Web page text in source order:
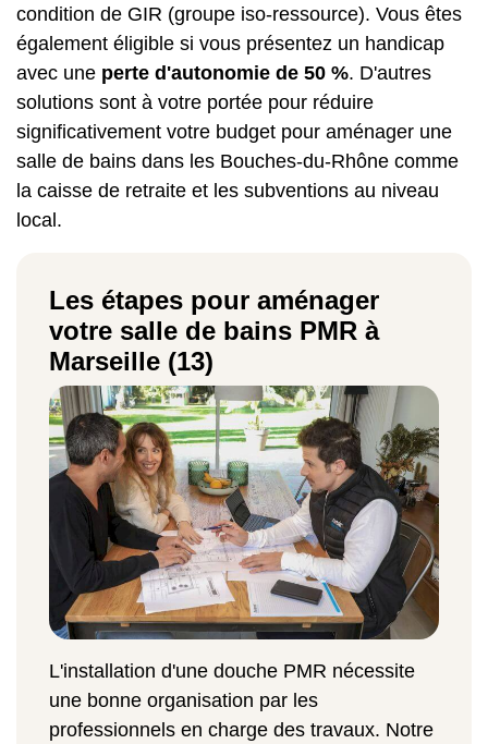
condition de GIR (groupe iso-ressource). Vous êtes
également éligible si vous présentez un handicap
avec une perte d'autonomie de 50 %. D'autres
solutions sont à votre portée pour réduire
significativement votre budget pour aménager une
salle de bains dans les Bouches-du-Rhône comme
la caisse de retraite et les subventions au niveau
local.
Les étapes pour aménager
votre salle de bains PMR à
Marseille (13)
L'installation d'une douche PMR nécessite
une bonne organisation par les
professionnels en charge des travaux. Notre